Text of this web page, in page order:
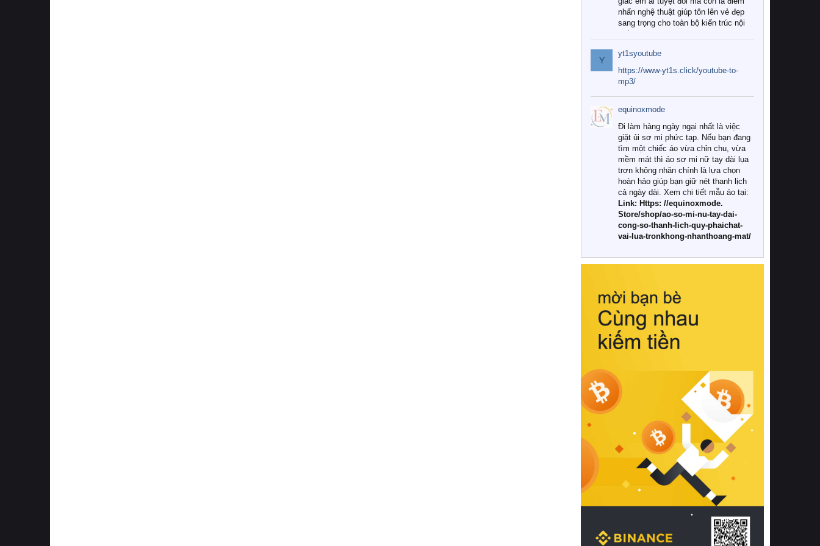
nhấn nghệ thuật giúp tôn lên vẻ đẹp
sang trọng cho toàn bộ kiến trúc nội
Tuy nhiên, giữa thị trường đa dạng
với vô vàn thương hiệu và mẫu mã
như hiện nay, làm thế nào để chọn
được những bộ chăn ga gối đệm cao
cấp thực sự chất lượng, phù hợp với
khí hậu và nhu cầu sử dụng của gia
đình? Hãy cùng chúng tôi đi tìm lời
giải đáp chi tiết qua bài viết dưới đây.
1. Tại sao các gia đình hiện đại lại ưa
chuộng chăn ga gối đệm cao cấp?
Khác với các dòng sản phẩm thông
thường, những bộ chăn ga gối đệm
cao cấp trải qua quy trình sản xuất
nghiêm ngặt từ khâu chọn lọc nguyên
liệu tự nhiên đến công nghệ dệt
nhuộm hiện đại không chứa hóa chất
này, bạn sẽ cảm nhận rõ rệt sự khác
hồi chuẩn xác của phần đệm nâng đỡ
cột sống.
Bên cạnh đó, việc lựa chọn các dòng
sản phẩm đạt chuẩn chất lượng quốc
tế còn giúp ngăn ngừa tình trạng kích
khuẩn và nấm mốc trong điều kiện
thời tiết nóng ẩm. Bạn có thể tìm hiểu
thêm các nghiên cứu khoa học về tác
động của giấc ngủ và môi trường
phòng ngủ đối với sức khỏe con
người tại Sleep Foundation (External
Link) để có cái nhìn toàn diện hơn.
2. Các tiêu chí vàng khi lựa chọn
chăn ga gối đệm cao cấp cho phòng
ngủ
Để sở hữu một bộ chăn ga gối đệm
cao cấp hoàn hảo cả về thẩm mỹ lẫn
công năng, người tiêu dùng cần cân
nhắc kỹ lưỡng các tiêu chí quan trọng
Y
yt1syoutube
https://www-yt1s.click/youtube-to-
mp3/
equinoxmode
Đi làm hàng ngày ngại nhất là việc
giặt ủi sơ mi phức tạp. Nếu bạn đang
tìm một chiếc áo vừa chỉn chu, vừa
mềm mát thì áo sơ mi nữ tay dài lụa
trơn không nhăn chính là lựa chọn
hoàn hảo giúp bạn giữ nét thanh lịch
cả ngày dài. Xem chi tiết mẫu áo tại:
Link: Https: //equinoxmode.
Store/shop/ao-so-mi-nu-tay-dai-
cong-so-thanh-lich-quy-phaichat-
vai-lua-tronkhong-nhanthoang-mat/